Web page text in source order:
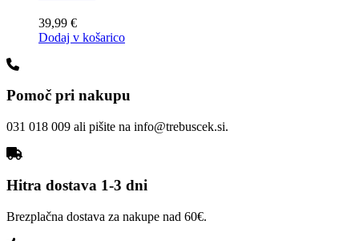
39,99 €
Dodaj v košarico
Pomoč pri nakupu
031 018 009 ali pišite na info@trebuscek.si.
Hitra dostava 1-3 dni
Brezplačna dostava za nakupe nad 60€.